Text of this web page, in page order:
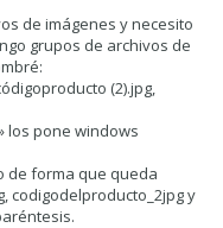
de imágenes y necesito
grupos de archivos de
(2).jpg,
los pone windows
de forma que queda
codigodelproducto_2jpg y